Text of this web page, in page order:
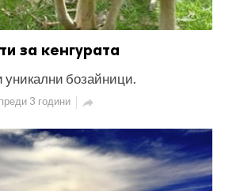
за кенгурата
уникални бозайници.
преди 3 години 